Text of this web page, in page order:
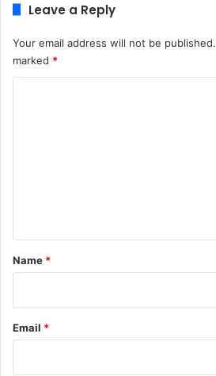
Leave a Reply
Your email address will not be published.
marked *
*
Name *
Email *